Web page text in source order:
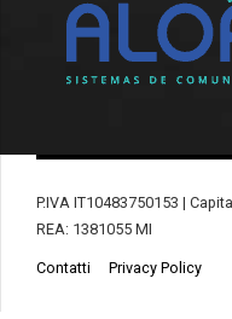
P.IVA IT10483750153 |
REA: 1381055 MI
Contatti Privacy Policy